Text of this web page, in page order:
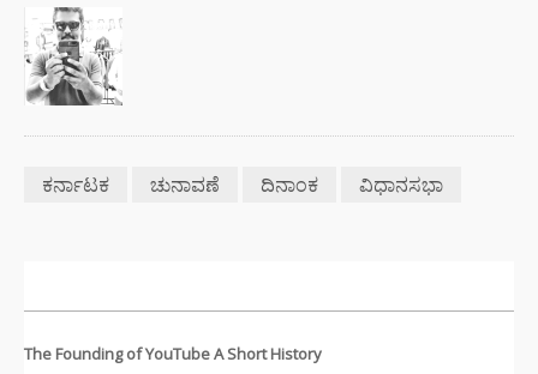
ಕರ್ನಾಟಕ ಚುನಾವಣೆ ದಿನಾಂಕ ವಿಧಾನಸಭಾ
The Founding of YouTube A Short History